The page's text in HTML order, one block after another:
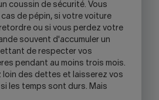
coussin de sécurité. Vous
de pépin, si votre voiture
ou si vous perdez votre
souvent d'accumuler un
de respecter vos
pendant au moins trois mois.
loin des dettes et laisserez vos
si les temps sont durs. Mais